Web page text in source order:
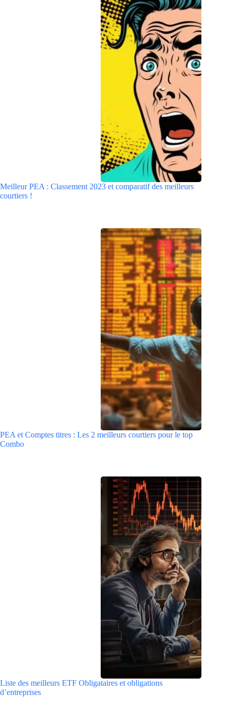
Meilleur PEA : Classement 2023 et comparatif des meilleurs
courtiers !
PEA et Comptes titres : Les 2 meilleurs courtiers pour le top
Combo
Liste des meilleurs ETF Obligataires et obligations
d’entreprises